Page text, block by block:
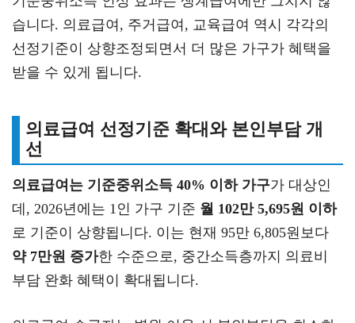
습니다. 의료급여, 주거급여, 교육급여 역시 각각의
선정기준이 상향조정되면서 더 많은 가구가 혜택을
받을 수 있게 됩니다.
의료급여 선정기준 확대와 본인부담 개
선
의료급여는 기준중위소득 40% 이하 가구가 대상인
데, 2026년에는 1인 가구 기준 월 102만 5,695원 이하
로 기준이 상향됩니다. 이는 현재 95만 6,805원보다
약 7만원 증가한 수준으로, 중간소득층까지 의료비
부담 완화 혜택이 확대됩니다.